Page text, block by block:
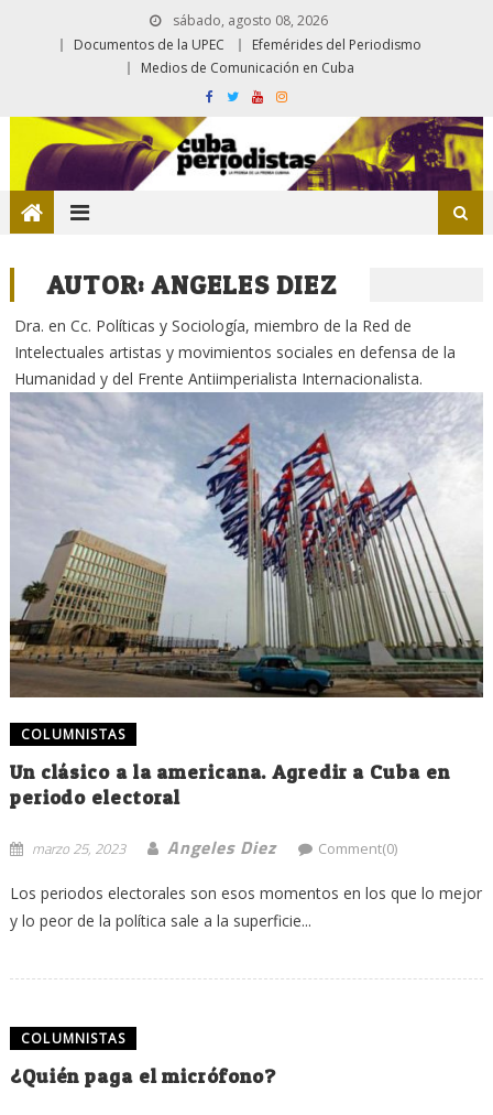
sábado, agosto 08, 2026
Documentos de la UPEC
Efemérides del Periodismo
Medios de Comunicación en Cuba
AUTOR:ANGELES DIEZ
Dra. en Cc. Políticas y Sociología, miembro de la Red de
Intelectuales artistas y movimientos sociales en defensa de la
Humanidad y del Frente Antiimperialista Internacionalista.
COLUMNISTAS
Un clásico a la americana. Agredir a Cuba en
periodo electoral
marzo 25, 2023 Angeles Diez Comment(0)
Los periodos electorales son esos momentos en los que lo mejor
y lo peor de la política sale a la superficie...
COLUMNISTAS
¿Quién paga el micrófono?